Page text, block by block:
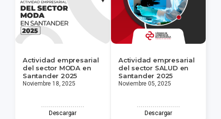
Actividad empresarial
del sector MODA en
Santander 2025
Noviembre 18, 2025
Descargar
Actividad empresarial
del sector SALUD en
Santander 2025
Noviembre 05, 2025
Descargar